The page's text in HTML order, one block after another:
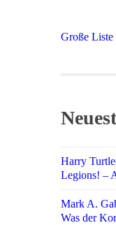
Große Liste
Harry
Legions! –
Mark A.
Was der